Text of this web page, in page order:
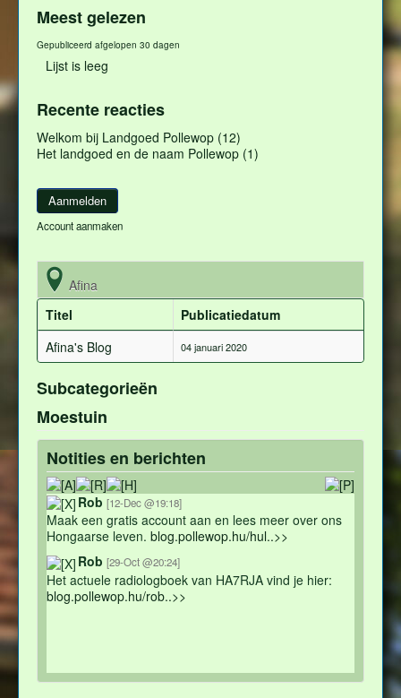
Meest gelezen
Gepubliceerd afgelopen 30 dagen
Lijst is leeg
Recente reacties
Welkom bij Landgoed Pollewop (12)
Het landgoed en de naam Pollewop (1)
Account aanmaken
Afina
Titel
Publicatiedatum
Afina's Blog
04 januari 2020
Subcategorieën
Moestuin
Notities en berichten
Rob [12-Dec @19:18]
Maak een gratis account aan en lees meer over ons
Hongaarse leven. blog.pollewop.hu/hul..>>
Rob [29-Oct @20:24]
Het actuele radiologboek van HA7RJA vind je hier:
blog.pollewop.hu/rob..>>